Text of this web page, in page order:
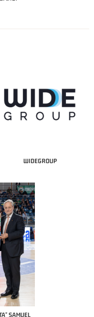
WIDEGROUP
SAMUEL